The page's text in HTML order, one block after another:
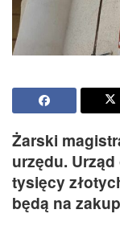
Żarski
urzędu.
tysięcy
będą na